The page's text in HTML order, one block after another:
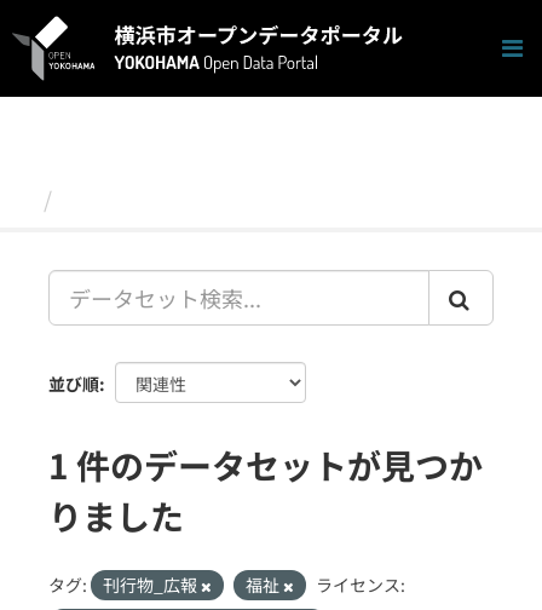
キ
並び順
1 件のデータセットが見つか
りました
タグ: 刊行物_広報 福祉
ライセンス: